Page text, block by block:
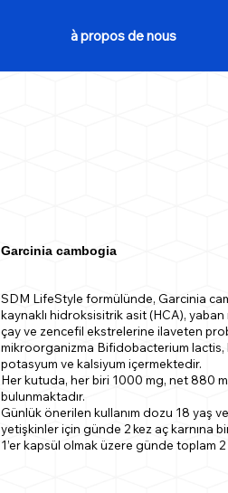
à propos de nous
Garcinia cambogia
SDM LifeStyle formülünde, Garcinia
kaynaklı hidroksisitrik asit (HCA), yaban
çay ve zencefil ekstrelerine ilaveten
mikroorganizma Bifidobacterium lactis,
potasyum ve kalsiyum içermektedir.
Her kutuda, her biri 1000 mg, net 880
bulunmaktadır.
Günlük önerilen kullanım dozu 18 yaş
yetişkinler için günde 2 kez aç karnına
1’er kapsül olmak üzere günde toplam